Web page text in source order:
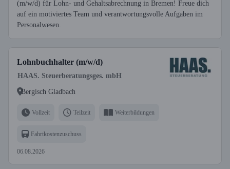
(m/w/d) für Lohn- und Gehaltsabrechnung in Bremen! Freue dich
auf ein motiviertes Team und verantwortungsvolle Aufgaben im
Personalwesen.
Lohnbuchhalter (m/w/d)
HAAS. Steuerberatungsges. mbH
Bergisch Gladbach
Vollzeit Teilzeit Weiterbildungen
Fahrtkostenzuschuss
06.08.2026